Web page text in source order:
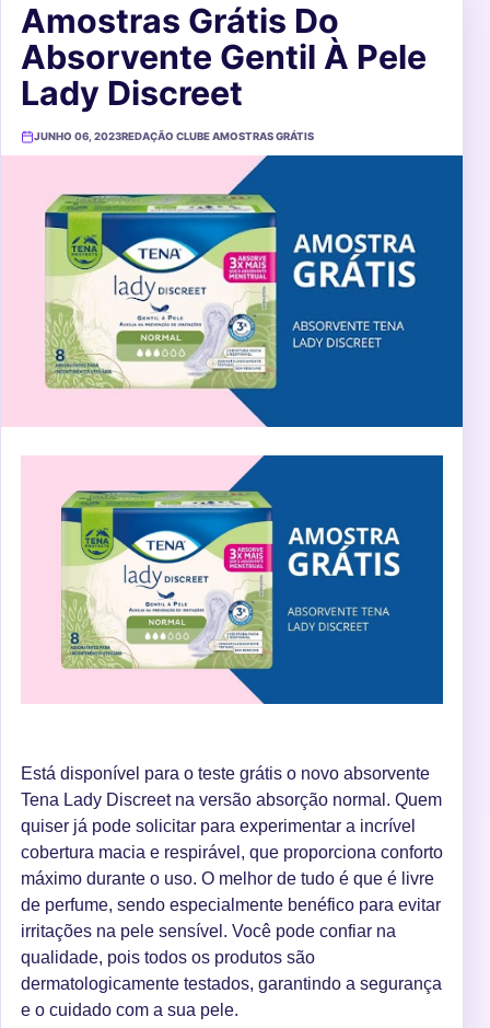
Amostras Grátis Do
Absorvente Gentil À Pele
Lady Discreet
JUNHO 06, 2023REDAÇÃO CLUBE AMOSTRAS GRÁTIS
Está disponível para o teste grátis o novo absorvente
Tena Lady Discreet na versão absorção normal. Quem
quiser já pode solicitar para experimentar a incrível
cobertura macia e respirável, que proporciona conforto
máximo durante o uso. O melhor de tudo é que é livre
de perfume, sendo especialmente benéfico para evitar
irritações na pele sensível. Você pode confiar na
qualidade, pois todos os produtos são
dermatologicamente testados, garantindo a segurança
e o cuidado com a sua pele.